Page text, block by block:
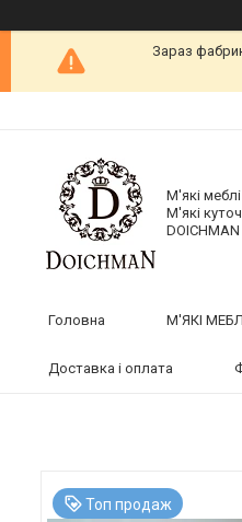
Зараз
М'які
М'які
DOICHMAN
Головна М'ЯКІ
Доставка і оплата
Топ продаж